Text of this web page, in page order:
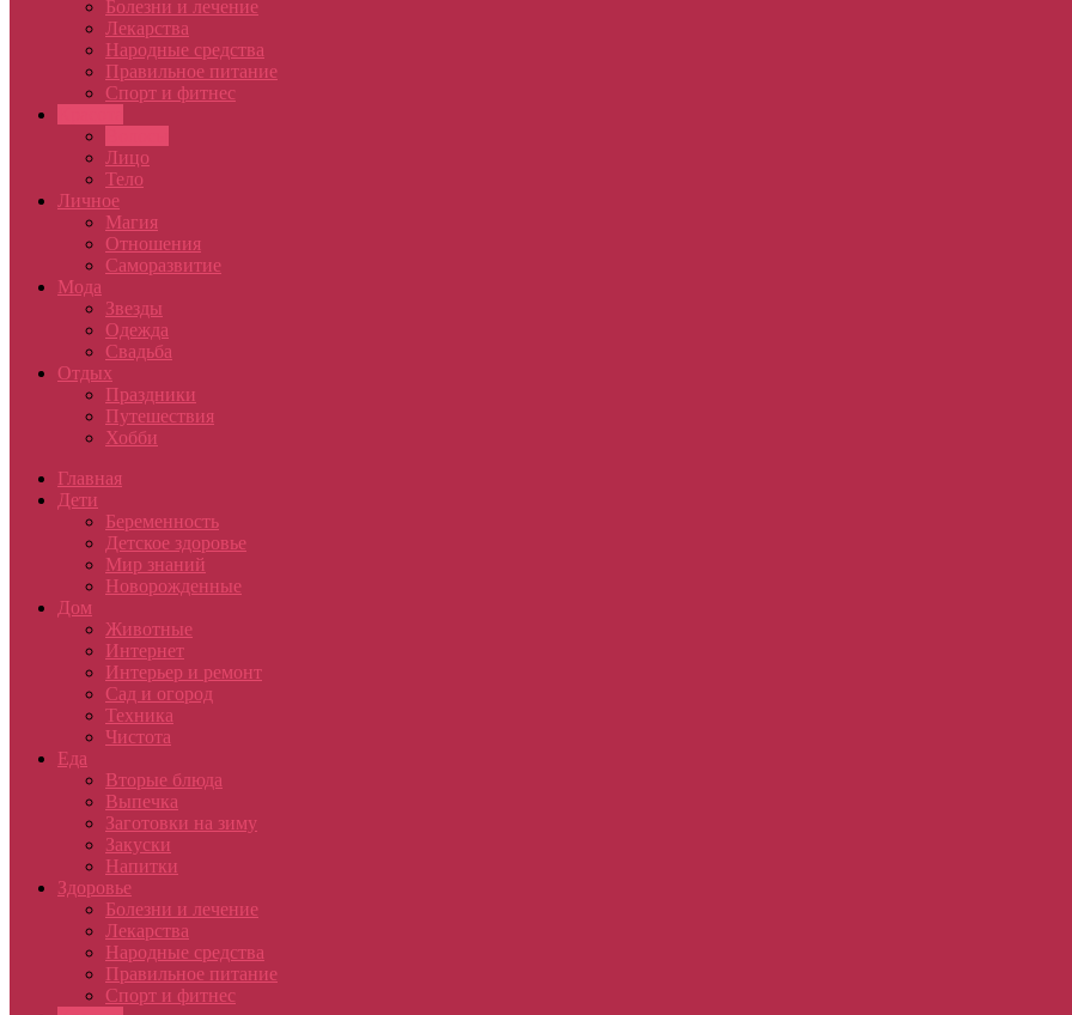
Болезни и лечение
Лекарства
Народные средства
Правильное питание
Спорт и фитнес
Лицо
Тело
Личное
Магия
Отношения
Саморазвитие
Мода
Звезды
Одежда
Свадьба
Отдых
Праздники
Путешествия
Хобби
Главная
Дети
Беременность
Детское здоровье
Мир знаний
Новорожденные
Дом
Животные
Интернет
Интерьер и ремонт
Сад и огород
Техника
Чистота
Еда
Вторые блюда
Выпечка
Заготовки на зиму
Закуски
Напитки
Здоровье
Болезни и лечение
Лекарства
Народные средства
Правильное питание
Спорт и фитнес